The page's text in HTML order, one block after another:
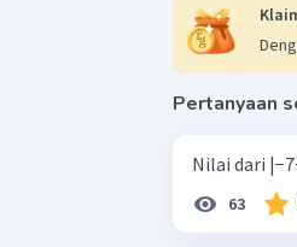
Pertanyaan
63